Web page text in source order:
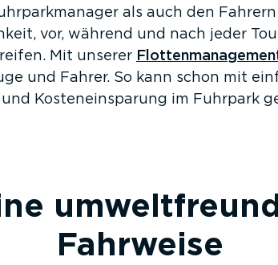
als auch den
vor, während und nach jeder
Mit unserer
und Fahrer. So kann schon mit
Kosten­ein­sparung im Fuhrpark
Fahrweise